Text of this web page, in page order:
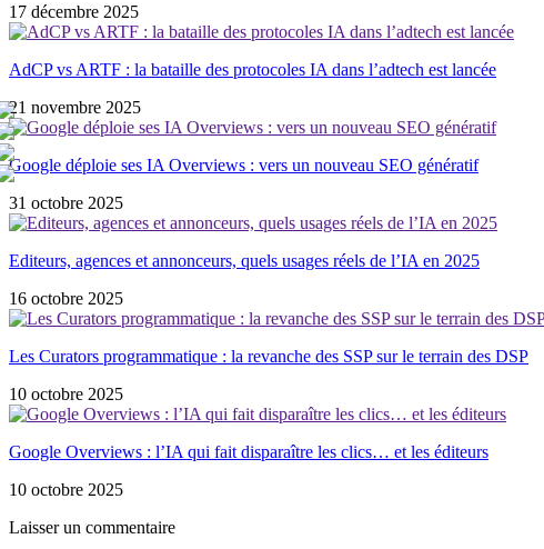
17 décembre 2025
AdCP vs ARTF : la bataille des protocoles IA dans l’adtech est lancée
21 novembre 2025
Google déploie ses IA Overviews : vers un nouveau SEO génératif
31 octobre 2025
Editeurs, agences et annonceurs, quels usages réels de l’IA en 2025
16 octobre 2025
Les Curators programmatique : la revanche des SSP sur le terrain des DSP
10 octobre 2025
Google Overviews : l’IA qui fait disparaître les clics… et les éditeurs
10 octobre 2025
Laisser un commentaire